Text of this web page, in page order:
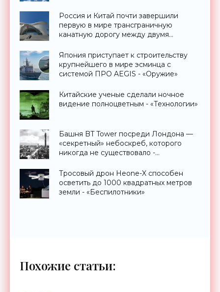
Россия и Китай почти завершили
первую в мире трансграничную
канатную дорогу между двумя
Япония приступает к строительству
крупнейшего в мире эсминца с
системой ПРО AEGIS - «Оружие»
Китайские ученые сделали ночное
видение полноцветным - «Технологии»
Башня BT Tower посреди Лондона —
«секретный» небоскреб, которого
никогда не существовало -
Тросовый дрон Heone-X способен
осветить до 1000 квадратных метров
земли - «Беспилотники»
Похожие статьи: